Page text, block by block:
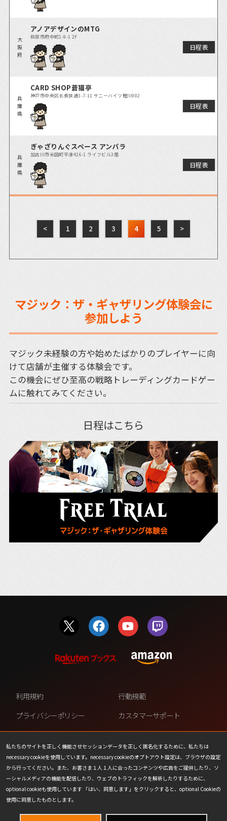
大
阪
府
アノアデザインのMTG
和泉市府中町1-9-1 2F
日程表
兵
庫
県
CARD SHOP蒼猫亭
神戸市中央区北長狭通3-7-11 サニーハイツ鯉川902
日程表
兵
庫
県
ぎゃざりんぐスペース アンパラ
加古川市米田町平津426-1 ライフビル3階
日程表
< 1 2 3 4 5 >
マジック：ザ・ギャザリング体験会に
参加しよう
マジック未経験の方や始めたばかりのプレイヤーに向
けて店舗が主催する体験会です。
この機会にぜひ至高の戦略トレーディングカードゲー
ムに触れてみてください。
日程はこちら
私たちのサイトを正しく機能させセッションデータを正しく匿名化するために、私たちは
necessary cookieを使用しています。necessary cookieのオプトアウト設定は、ブラウザの設定
から行ってください。また、お客さま１人１人に合ったコンテンツや広告をご提供したり、ソ
ーシャルメディアの機能を配信したり、ウェブのトラフィックを解析したりするために、
optional cookieも使用しています 「はい、同意します」をクリックすると、optional Cookieの
使用に同意したものとします。
利用規約
行動規範
プライバシーポリシー
カスタマーサポート
ファンコンテンツ・ポリシー
個人情報の販売や共有を許可し
ない
COOKIE
プレスリリース
会社情報
お問い合わせ